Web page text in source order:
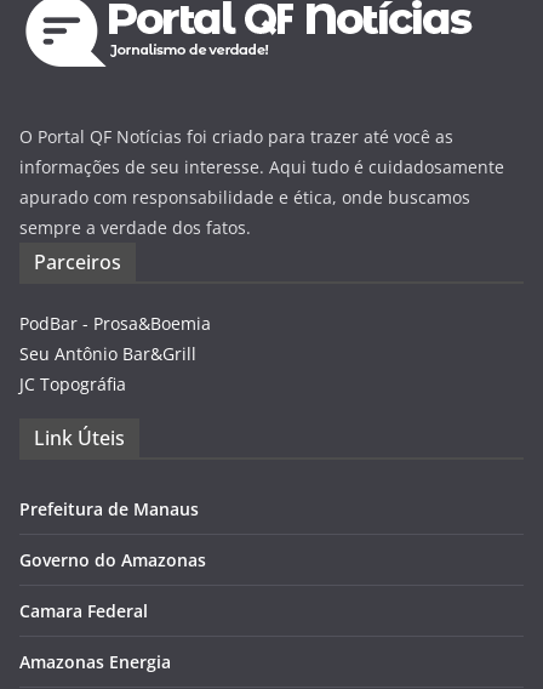
O Portal QF Notícias foi criado para trazer até você as
informações de seu interesse. Aqui tudo é cuidadosamente
apurado com responsabilidade e ética, onde buscamos
sempre a verdade dos fatos.
Parceiros
PodBar - Prosa&Boemia
Seu Antônio Bar&Grill
JC Topográfia
Link Úteis
Prefeitura de Manaus
Governo do Amazonas
Camara Federal
Amazonas Energia